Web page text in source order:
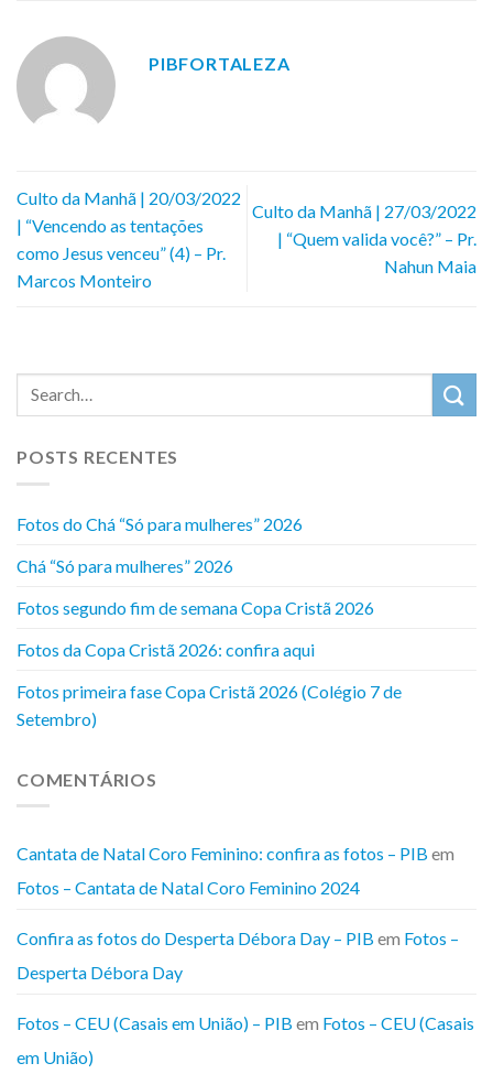
PIBFORTALEZA
Culto da Manhã | 20/03/2022
| “Vencendo as tentações
como Jesus venceu” (4) – Pr.
Marcos Monteiro
Culto da Manhã | 27/03/2022
| “Quem valida você?” – Pr.
Nahun Maia
POSTS RECENTES
Fotos do Chá “Só para mulheres” 2026
Chá “Só para mulheres” 2026
Fotos segundo fim de semana Copa Cristã 2026
Fotos da Copa Cristã 2026: confira aqui
Fotos primeira fase Copa Cristã 2026 (Colégio 7 de
Setembro)
COMENTÁRIOS
Cantata de Natal Coro Feminino: confira as fotos – PIB em
Fotos – Cantata de Natal Coro Feminino 2024
Confira as fotos do Desperta Débora Day – PIB em Fotos –
Desperta Débora Day
Fotos – CEU (Casais em União) – PIB em Fotos – CEU (Casais
em União)